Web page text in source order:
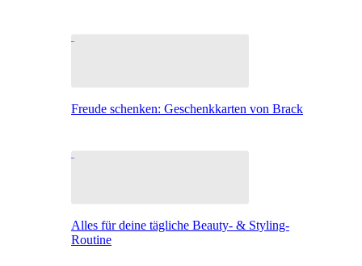
Freude schenken: Geschenkkarten von Brack
Alles für deine tägliche Beauty- & Styling-
Routine